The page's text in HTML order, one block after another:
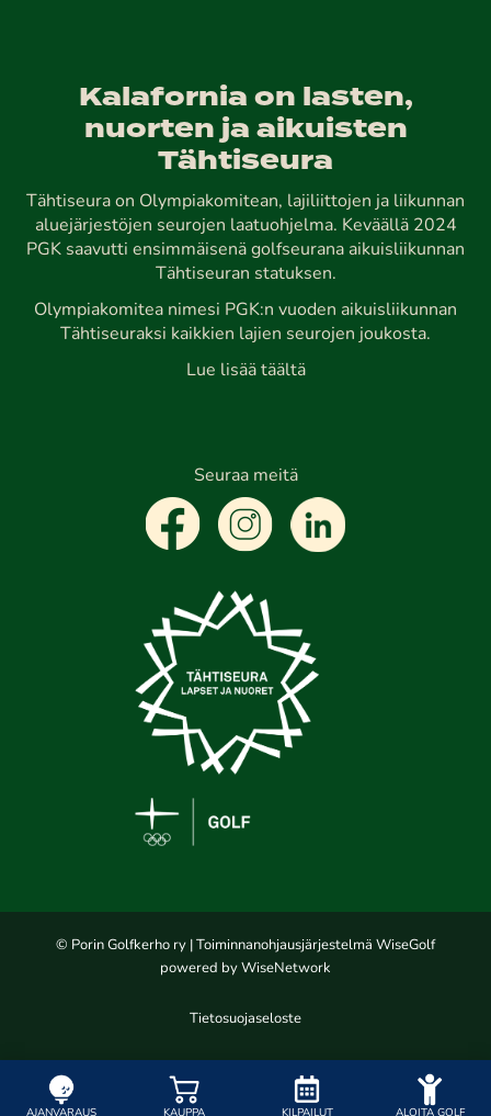
AJANVARAUS KAUPPA KILPAILUT ALOITA GOLF
Kalafornia on lasten,
nuorten ja aikuisten
Tähtiseura
Tähtiseura on Olympiakomitean, lajiliittojen ja liikunnan
aluejärjestöjen seurojen laatuohjelma. Keväällä 2024
PGK saavutti ensimmäisenä golfseurana aikuisliikunnan
Tähtiseuran statuksen.
Olympiakomitea nimesi PGK:n vuoden aikuisliikunnan
Tähtiseuraksi kaikkien lajien seurojen joukosta.
Lue lisää täältä
Seuraa meitä
© Porin Golfkerho ry | Toiminnanohjausjärjestelmä WiseGolf
powered by WiseNetwork
Tietosuojaseloste